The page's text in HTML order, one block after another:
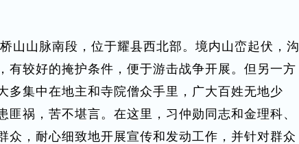
山山脉南段，位于耀县西北部。境内山峦起伏，沟
有较好的掩护条件，便于游击战争开展。但另一方
多集中在地主和寺院僧众手里，广大百姓无地少
匪祸，苦不堪言。在这里，习仲勋同志和金理科、
众，耐心细致地开展宣传和发动工作，并针对群众